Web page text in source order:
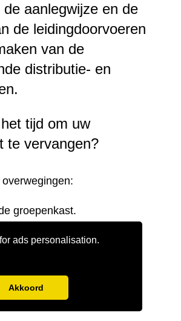
ads personalisation.
Akkoord
aanlegwijze en de
de leidingdoorvoeren
van de
distributie- en
tijd om uw
te vervangen?
groepenkast.
groepen.
om aan de huidige eisen te